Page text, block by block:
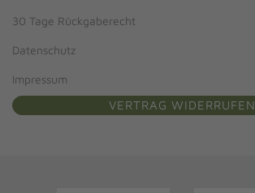
30 Tage Rückgaberecht
Datenschutz
Impressum
VERTRAG WIDERRUFEN